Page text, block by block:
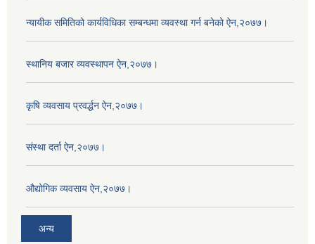
न्यायीक समितिको कार्यविधिका सम्बन्धमा व्यवस्था गर्न बनेको ऐन,२०७७।
स्थानिय बजार व्यवस्थापन ऐन,२०७७।
कृषि व्यवसाय प्रवर्द्धन ऐन,२०७७।
संस्था दर्ता ऐन,२०७७।
औद्योगिक व्यवसाय ऐन,२०७७।
अन्य